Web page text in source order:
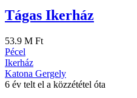
Tágas Ikerház
53.9 M Ft
Pécel
Ikerház
Katona Gergely
6 év telt el a közzététel óta